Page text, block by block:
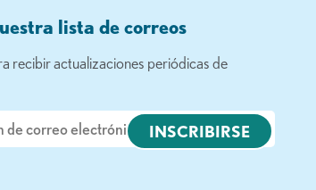
lista de correos
recibir actualizaciones periódicas de